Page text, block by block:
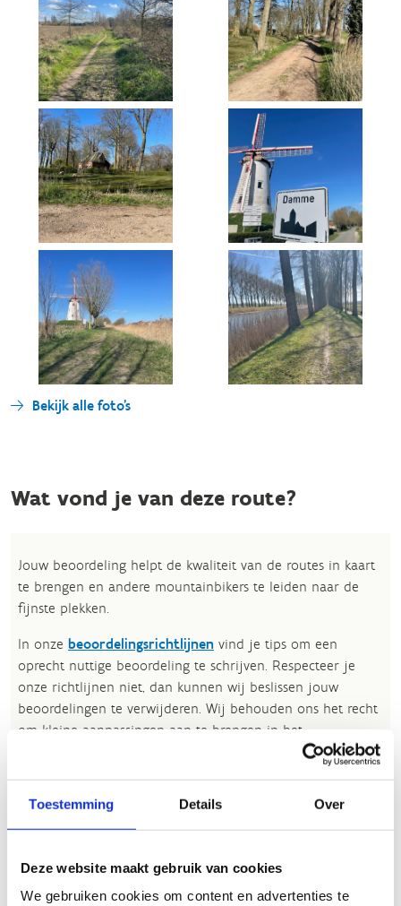
Toestemming Details Over
Deze website maakt gebruik van cookies
We gebruiken cookies om content en advertenties te
Bekijk alle foto's
Wat vond je van deze route?
Jouw beoordeling helpt de kwaliteit van de routes in kaart
te brengen en andere mountainbikers te leiden naar de
fijnste plekken.
In onze beoordelingsrichtlijnen vind je tips om een
oprecht nuttige beoordeling te schrijven. Respecteer je
onze richtlijnen niet, dan kunnen wij beslissen jouw
beoordelingen te verwijderen. Wij behouden ons het recht
om kleine aanpassingen aan te brengen in het
tekstgedeelte van jouw evaluatie zonder de feitelijke
en leesbaarheid te verbeteren.​
Voor meer informatie over onze routestructuren, neem een
Wil je een probleem melden op een route? Ga dan naar